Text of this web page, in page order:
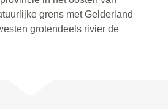
grens met Gelderland
grotendeels rivier de